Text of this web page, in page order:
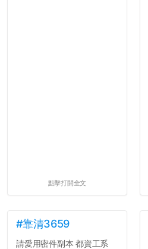
點擊打開全文
#靠清3659
請愛用密件副本 都資工系